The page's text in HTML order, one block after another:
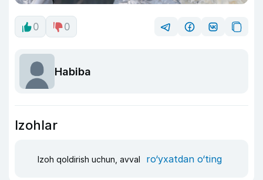
0 0
Habiba
Izohlar
Izoh qoldirish uchun, avval ro‘yxatdan o‘ting